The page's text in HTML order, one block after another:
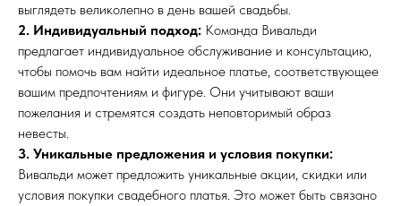
выглядеть великолепно в день вашей свадьбы.
2. Индивидуальный подход: Команда Вивальди
предлагает индивидуальное обслуживание и консультацию,
чтобы помочь вам найти идеальное платье, соответствующее
вашим предпочтениям и фигуре. Они учитывают ваши
пожелания и стремятся создать неповторимый образ
невесты.
3. Уникальные предложения и условия покупки:
Вивальди может предложить уникальные акции, скидки или
условия покупки свадебного платья. Это может быть связано